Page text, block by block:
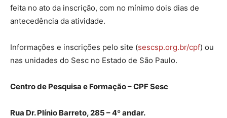
feita no ato da inscrição, com no mínimo dois dias de
antecedência da atividade.
Informações e inscrições pelo site (sescsp.org.br/cpf) ou
nas unidades do Sesc no Estado de São Paulo.
Centro de Pesquisa e Formação – CPF Sesc
Rua Dr. Plínio Barreto, 285 – 4º andar.